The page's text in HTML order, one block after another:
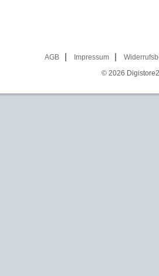
AGB Impressum
© 2026